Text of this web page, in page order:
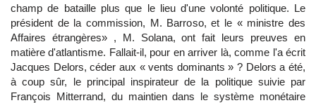
champ de bataille plus que le lieu d'une volonté politique. Le
président de la commission, M. Barroso, et le « ministre des
Affaires étrangères» , M. Solana, ont fait leurs preuves en
matière d'atlantisme. Fallait-il, pour en arriver là, comme l'a écrit
Jacques Delors, céder aux « vents dominants » ? Delors a été,
à coup sûr, le principal inspirateur de la politique suivie par
François Mitterrand, du maintien dans le système monétaire